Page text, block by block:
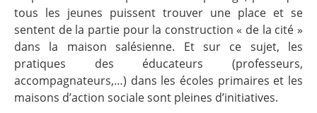
tous les jeunes puissent trouver une place et se
sentent de la partie pour la construction « de la cité »
dans la maison salésienne. Et sur ce sujet, les
pratiques des éducateurs (professeurs,
accompagnateurs,…) dans les écoles primaires et les
maisons d’action sociale sont pleines d’initiatives.